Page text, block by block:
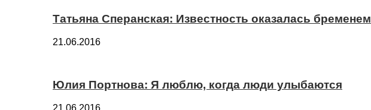
Татьяна Сперанская: Известность оказалась бременем
21.06.2016
Юлия Портнова: Я люблю, когда люди улыбаются
21.06.2016